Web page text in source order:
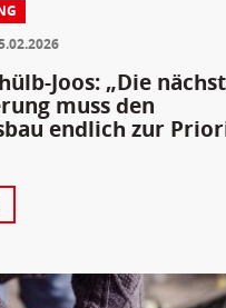
Joos: „Die
muss den
endlich zur